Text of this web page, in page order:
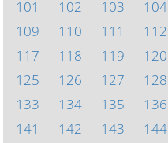
101
102 103 104
109
110 111 112
117
118 119 120
125
126 127 128
133
134 135 136
141
142 143 144